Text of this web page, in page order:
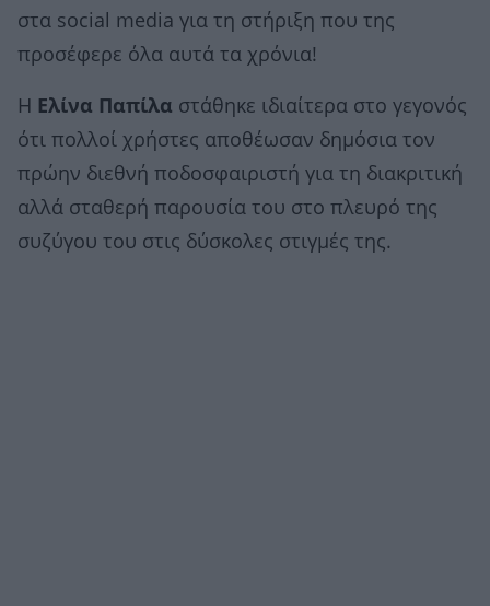
στα social media για τη στήριξη που της
προσέφερε όλα αυτά τα χρόνια!
Η Ελίνα Παπίλα στάθηκε ιδιαίτερα στο γεγονός
ότι πολλοί χρήστες αποθέωσαν δημόσια τον
πρώην διεθνή ποδοσφαιριστή για τη διακριτική
αλλά σταθερή παρουσία του στο πλευρό της
συζύγου του στις δύσκολες στιγμές της.